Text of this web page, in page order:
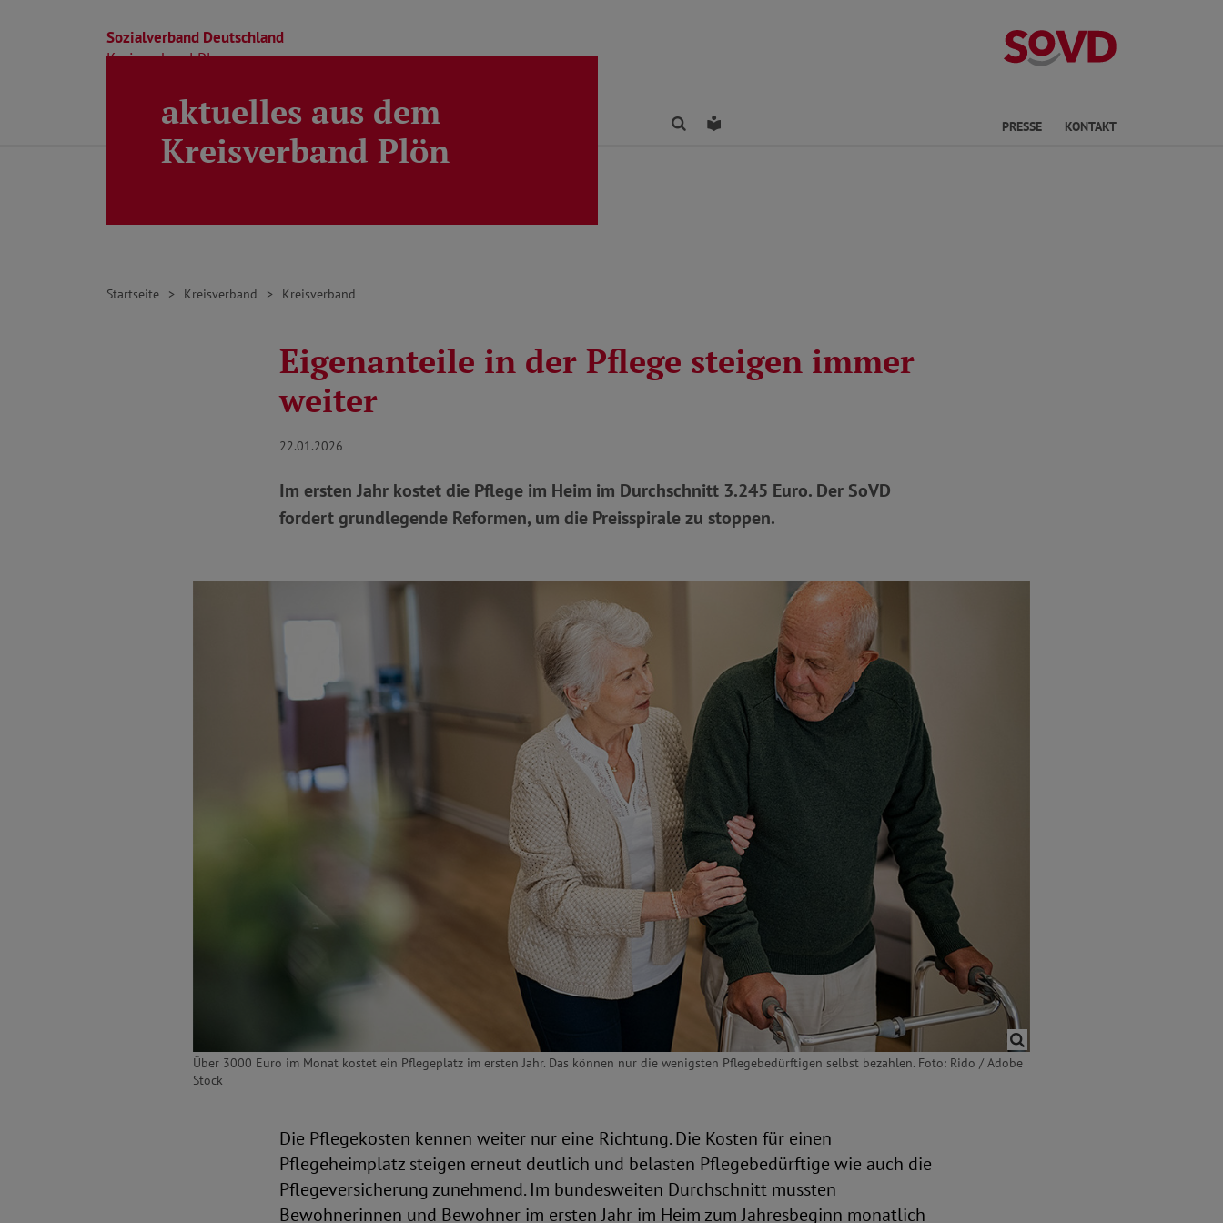
Sozialverband Deutschland
Kreisverband Ploen
Kreisverband
Direkt zu den Inhalten springen
Beratung Ortsverbände Kreisverband FindenLeichte Sprache PRESSE KONTAKT
aktuelles aus dem
Kreisverband Plön
Startseite Kreisverband Kreisverband
Eigenanteile in der Pflege steigen immer
weiter
22.01.2026
Im ersten Jahr kostet die Pflege im Heim im Durchschnitt 3.245 Euro. Der SoVD
fordert grundlegende Reformen, um die Preisspirale zu stoppen.
Über 3000 Euro im Monat kostet ein Pflegeplatz im ersten Jahr. Das können nur die wenigsten Pflegebedürftigen selbst bezahlen. Foto: Rido / Adobe
Stock
Die Pflegekosten kennen weiter nur eine Richtung. Die Kosten für einen
Pflegeheimplatz steigen erneut deutlich und belasten Pflegebedürftige wie auch die
Pflegeversicherung zunehmend. Im bundesweiten Durchschnitt mussten
Bewohnerinnen und Bewohner im ersten Jahr im Heim zum Jahresbeginn monatlich